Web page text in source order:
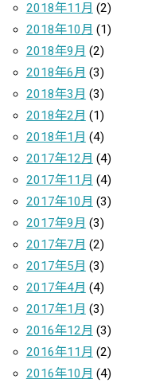
2018年11月 (2)
2018年10月 (1)
2018年9月 (2)
2018年6月 (3)
2018年3月 (3)
2018年2月 (1)
2018年1月 (4)
2017年12月 (4)
2017年11月 (4)
2017年10月 (3)
2017年9月 (3)
2017年7月 (2)
2017年5月 (3)
2017年4月 (4)
2017年1月 (3)
2016年12月 (3)
2016年11月 (2)
2016年10月 (4)